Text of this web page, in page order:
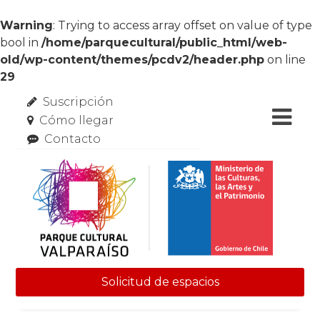
Warning: Trying to access array offset on value of type
bool in /home/parquecultural/public_html/web-
old/wp-content/themes/pcdv2/header.php on line
29
Suscripción
Cómo llegar
Contacto
Solicitud de espacios